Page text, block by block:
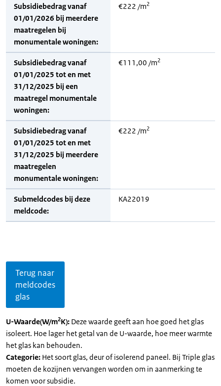
Subsidiebedrag vanaf
01/01/2026 bij meerdere
maatregelen bij
monumentale woningen:
€222 /m2
Subsidiebedrag vanaf
01/01/2025 tot en met
31/12/2025 bij een
maatregel monumentale
woningen:
€111,00 /m2
Subsidiebedrag vanaf
01/01/2025 tot en met
31/12/2025 bij meerdere
maatregelen
monumentale woningen:
€222 /m2
Submeldcodes bij deze
meldcode:
KA22019
Terug naar
meldcodes
glas
U-Waarde(W/m2K): Deze waarde geeft aan hoe goed het glas
isoleert. Hoe lager het getal van de U-waarde, hoe meer warmte
het glas kan behouden.
Categorie: Het soort glas, deur of isolerend paneel. Bij Triple glas
moeten de kozijnen vervangen worden om in aanmerking te
komen voor subsidie.